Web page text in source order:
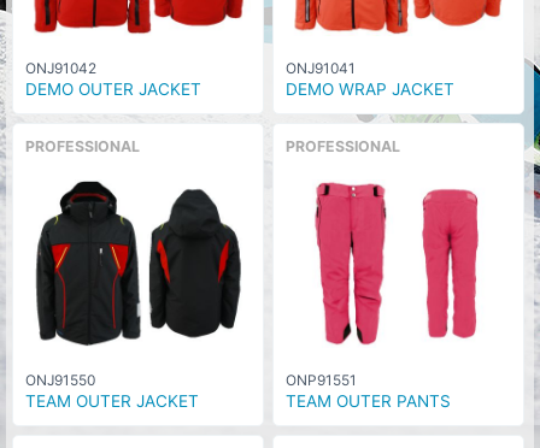
ONJ91042
DEMO OUTER JACKET
ONJ91041
DEMO WRAP JACKET
PROFESSIONAL
ONJ91550
TEAM OUTER JACKET
PROFESSIONAL
ONP91551
TEAM OUTER PANTS